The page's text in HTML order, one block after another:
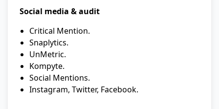
Social media & audit
Critical Mention.
Snaplytics.
UnMetric.
Kompyte.
Social Mentions.
Instagram, Twitter, Facebook.